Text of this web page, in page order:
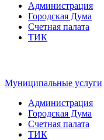
Администрация
Городская Дума
Счетная палата
ТИК
Муниципальные услуги
Администрация
Городская Дума
Счетная палата
ТИК